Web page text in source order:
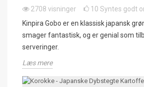
2708 visninger 10 Syntes godt
Kinpira Gobo er en klassisk japansk
smager fantastisk, og er genial som
serveringer.
Læs mere